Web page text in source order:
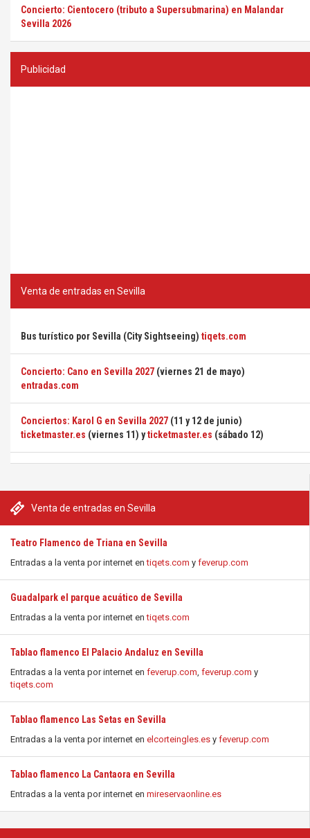
Venta de entradas en Sevilla
Teatro Flamenco de Triana en Sevilla
Entradas a la venta por internet entiqets.com y feverup.com
Guadalpark el parque acuático de Sevilla
Entradas a la venta por internet entiqets.com
Tablao flamenco El Palacio Andaluz en Sevilla
Entradas a la venta por internet en feverup.com, feverup.com y
tiqets.com
Tablao flamenco Las Setas en Sevilla
Entradas a la venta por internet en elcorteingles.es y feverup.com
Tablao flamenco La Cantaora en Sevilla
Entradas a la venta por internet en mireservaonline.es
Concierto: Cientocero (tributo a Supersubmarina) en Malandar
Sevilla 2026
Publicidad
Venta de entradas en Sevilla
Bus turístico por Sevilla (City Sightseeing) tiqets.com
Concierto: Cano en Sevilla 2027 (viernes 21 de mayo)
entradas.com
Conciertos: Karol G en Sevilla 2027 (11 y 12 de junio)
ticketmaster.es (viernes 11) yticketmaster.es (sábado 12)